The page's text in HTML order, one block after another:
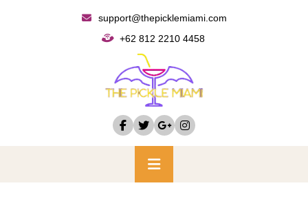
support@thepicklemiami.com
+62 812 2210 4458
Primary
Menu